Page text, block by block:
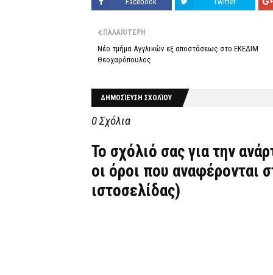
ΠΑΛΑΙΌΤΕΡΗ
Νέο τμήμα Αγγλικών εξ αποστάσεως στο ΕΚΕΔΙΜ
Θεοχαρόπουλος
ΔΗΜΟΣΊΕΥΣΗ ΣΧΟΛΊΟΥ
0 Σχόλια
Το σχόλιό σας για την
οι όροι που αναφέρονται
ιστοσελίδας)